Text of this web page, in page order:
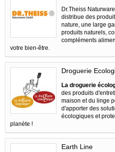
Dr.Theiss
distribue des
nature, une large
produits naturels,
compléments
votre bien-être.
Droguerie
La droguerie
des produits
maison et du linge
d'apporter des
écologiques et
planète !
Earth Line